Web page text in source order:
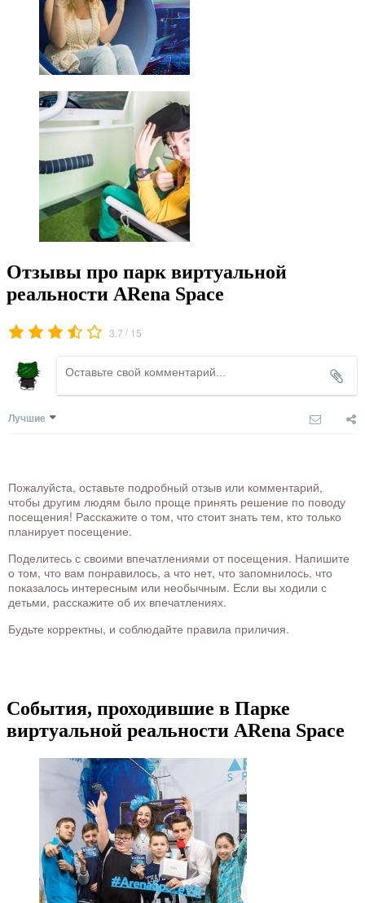
Отзывы про парк виртуальной
реальности ARena Space
3.7 / 15
Лучшие
Пожалуйста, оставьте подробный отзыв или комментарий,
чтобы другим людям было проще принять решение по поводу
посещения! Расскажите о том, что стоит знать тем, кто только
планирует посещение.
Поделитесь с своими впечатлениями от посещения. Напишите
о том, что вам понравилось, а что нет, что запомнилось, что
показалось интересным или необычным. Если вы ходили с
детьми, расскажите об их впечатлениях.
Будьте корректны, и соблюдайте правила приличия.
События, проходившие в Парке
виртуальной реальности ARena Space